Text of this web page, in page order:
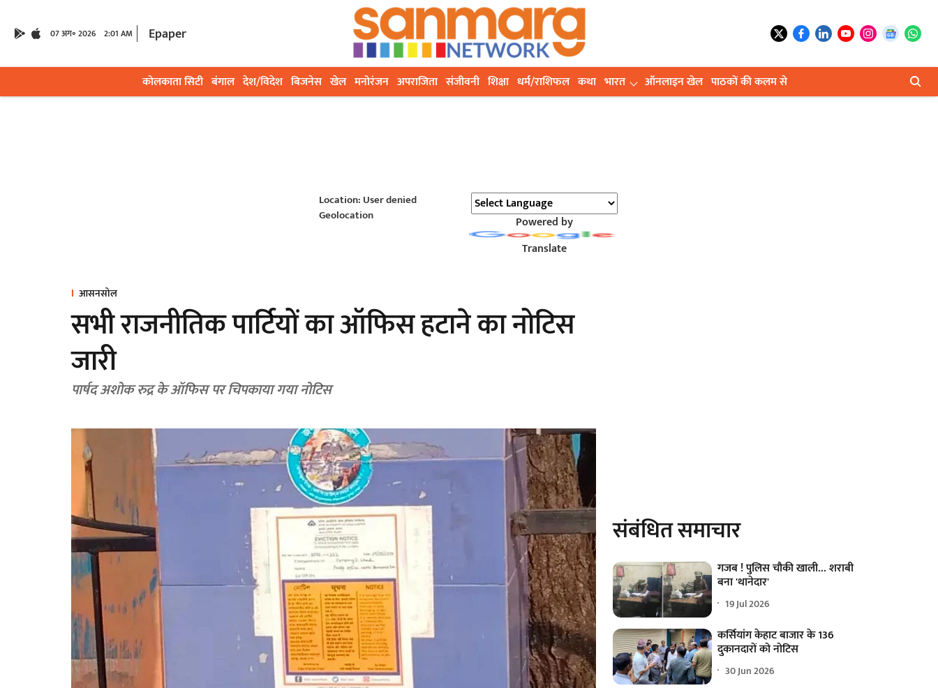
07 अग॰ 2026 2:01 AM Epaper
कोलकाता सिटी बंगाल देश/विदेश बिजनेस खेल मनोरंजन अपराजिता संजीवनी शिक्षा धर्म/राशिफल कथा भारत ऑनलाइन खेल पाठकों की कलम से
Location: User denied
Geolocation
Powered by
Translate
आसनसोल
सभी राजनीतिक पार्टियों का ऑफिस हटाने का नोटिस
जारी
पार्षद अशोक रुद्र के ऑफिस पर चिपकाया गया नोटिस
संबंधित समाचार
गजब ! पुलिस चौकी खाली... शराबी
बना 'थानेदार'
19 Jul 2026
कर्सियांग केहाट बाजार के 136
दुकानदारों को नोटिस
30 Jun 2026